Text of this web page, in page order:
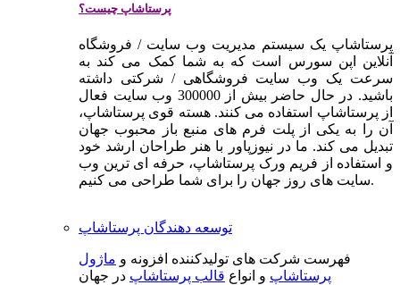
پرستاشاپ چیست؟
پرستاشاپ یک سیستم مدیریت وب سایت / فروشگاه
آنلاین اپن سورس است که به شما کمک می کند به
سرعت یک وب سایت فروشگاهی / شرکتی داشته
باشید. در حال حاضر بیش از 300000 وب سایت فعال
از پرستاشاپ استفاده می کنند. هسته قوی پرستاشاپ،
آن را به یکی از پلت فرم های منبع باز محبوب جهان
تبدیل می کند. ما در نیوزپاور با هنر طراحان ارشد خود
و استفاده از فریم ورک پرستاشاپ، حرفه ای ترین وب
سایت های روز جهان را برای شما طراحی می کنیم.
توسعه دهندگان پرستاشاپ
فهرست شرکت های تولیدکننده افزونه و ماژول
پرستاشاپ و انواع قالب پرستاشاپ در جهان